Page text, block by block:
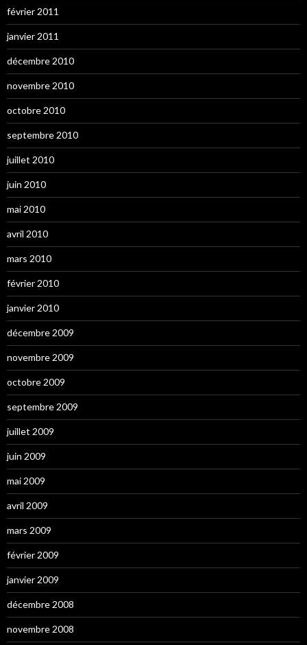
février 2011
janvier 2011
décembre 2010
novembre 2010
octobre 2010
septembre 2010
juillet 2010
juin 2010
mai 2010
avril 2010
mars 2010
février 2010
janvier 2010
décembre 2009
novembre 2009
octobre 2009
septembre 2009
juillet 2009
juin 2009
mai 2009
avril 2009
mars 2009
février 2009
janvier 2009
décembre 2008
novembre 2008